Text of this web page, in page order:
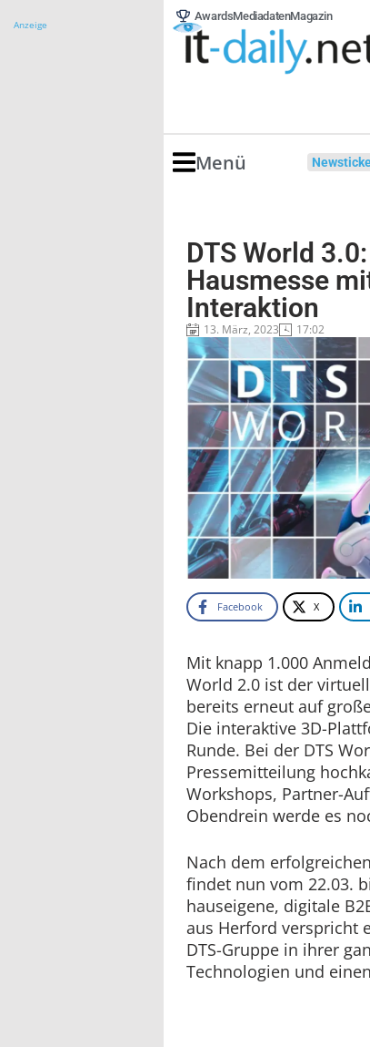
Anzeige
AwardsMediadatenMagazin
Menü
DTS World
Hausmesse
Interaktion
13. März, 2023 17:02
Facebook X
Mit knapp 1.000
World 2.0 ist der
bereits erneut auf
Die interaktive 3D-
Runde. Bei der DTS
Pressemitteilung
Workshops, Partner-
Obendrein werde es
Nach dem
findet nun vom 22.03.
hauseigene, digitale
aus Herford verspricht
DTS-Gruppe in ihrer
Technologien und